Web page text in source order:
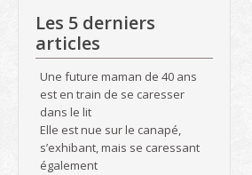
Les 5 derniers
articles
Une future maman de 40 ans
est en train de se caresser
dans le lit
Elle est nue sur le canapé,
s’exhibant, mais se caressant
également